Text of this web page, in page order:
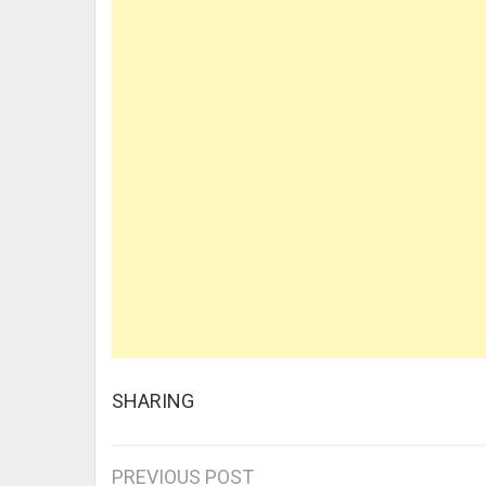
SHARING
PREVIOUS POST